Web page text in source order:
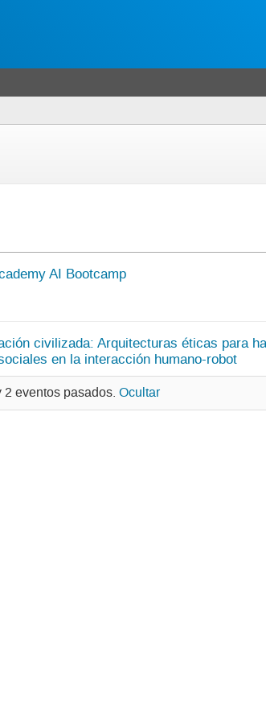
AI Bootcamp
civilizada: Arquitecturas éticas para
en la interacción humano-robot
2 eventos pasados.Ocultar